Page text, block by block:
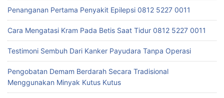
Penanganan Pertama Penyakit Epilepsi 0812 5227 0011
Cara Mengatasi Kram Pada Betis Saat Tidur 0812 5227 0011
Testimoni Sembuh Dari Kanker Payudara Tanpa Operasi
Pengobatan Demam Berdarah Secara Tradisional
Menggunakan Minyak Kutus Kutus